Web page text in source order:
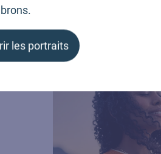
les portraits